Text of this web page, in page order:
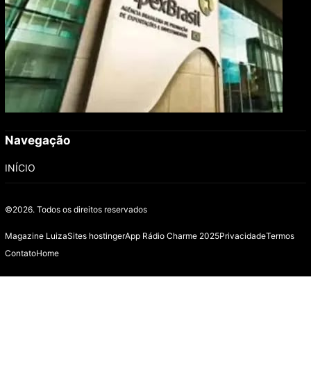
Navegação
INÍCIO
©2026. Todos os direitos reservados
Magazine LuizaSites hostingerApp Rádio Charme 2025PrivacidadeTermos
ContatoHome